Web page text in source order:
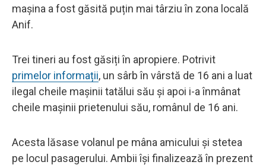
mașina a fost găsită puțin mai târziu în zona locală
Anif.
Trei tineri au fost găsiți în apropiere. Potrivit
primelor informații, un sârb în vârstă de 16 ani a luat
ilegal cheile mașinii tatălui său și apoi i-a înmânat
cheile mașinii prietenului său, românul de 16 ani.
Acesta lăsase volanul pe mâna amicului și stetea
pe locul pasagerului. Ambii își finalizează în prezent